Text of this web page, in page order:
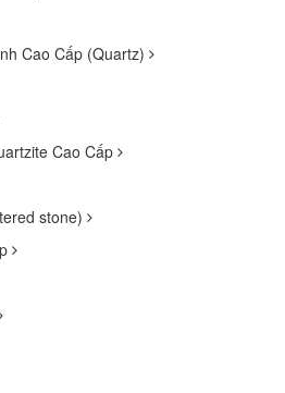
Cao Cấp (Quartz)
Cao Cấp
stone)